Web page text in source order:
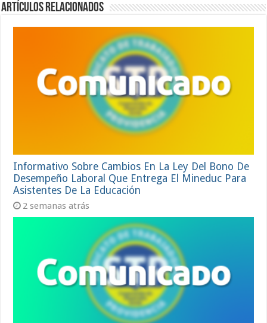
Artículos relacionados
Informativo Sobre Cambios En La Ley Del Bono De
Desempeño Laboral Que Entrega El Mineduc Para
Asistentes De La Educación
2 semanas atrás